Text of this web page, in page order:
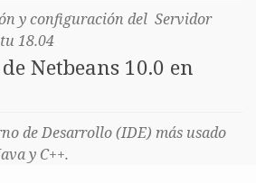
y configuración del Servidor
18.04
Netbeans 10.0 en
de Desarrollo (IDE) más usado
y C++.